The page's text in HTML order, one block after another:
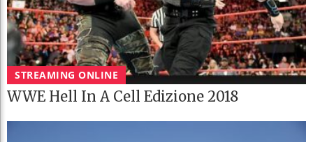
STREAMING ONLINE
WWE Hell In A Cell Edizione 2018